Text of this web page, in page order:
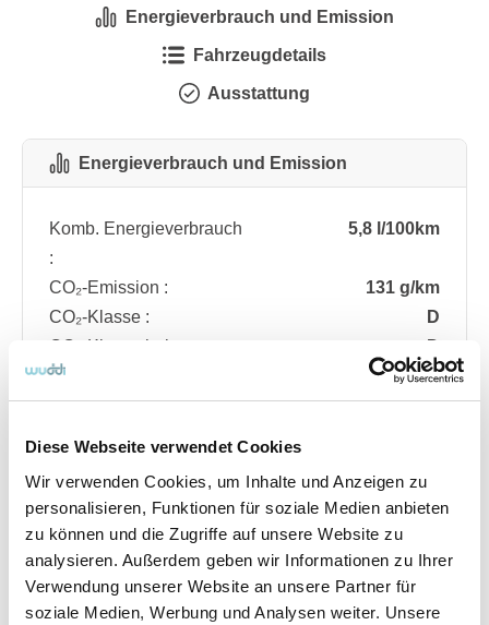
Diese Webseite verwendet Cookies
Wir verwenden Cookies, um Inhalte und Anzeigen zu
personalisieren, Funktionen für soziale Medien anbieten
zu können und die Zugriffe auf unsere Website zu
analysieren. Außerdem geben wir Informationen zu Ihrer
Verwendung unserer Website an unsere Partner für
soziale Medien, Werbung und Analysen weiter. Unsere
Energieverbrauch und Emission
Fahrzeugdetails
Ausstattung
Energieverbrauch und Emission
Komb. Energieverbrauch
:
5,8 l/100km
CO₂-Emission :
131 g/km
CO₂-Klasse :
D
CO₂-Klasse bei
entladener Batterie :
D
Fahrzeugdetails
Angebotsnummer
ABO74.192
Ausstattungslinie
ST Line
Verfügbar ab